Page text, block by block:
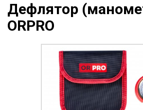
Дефлятор (манометр)
ORPRO